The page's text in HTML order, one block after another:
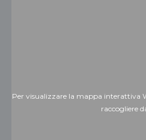
Per visualizzare la mappa interattiva
raccogliere